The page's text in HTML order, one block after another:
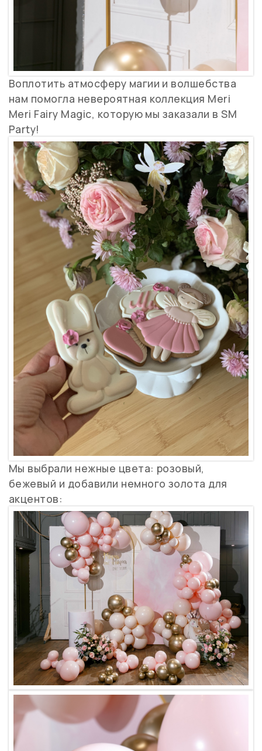
Воплотить атмосферу магии и волшебства
нам помогла невероятная коллекция Meri
Meri Fairy Magic, которую мы заказали в SM
Party!
Мы выбрали нежные цвета: розовый,
бежевый и добавили немного золота для
акцентов: